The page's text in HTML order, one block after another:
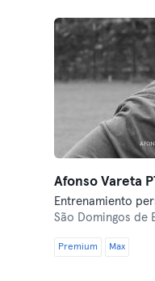
Afonso Vareta
Entrenamiento
São Domingos de
Premium Max